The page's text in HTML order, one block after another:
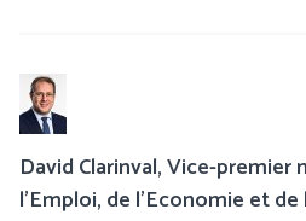
David Clarinval, Vice-
l’Emploi, de l’Economie et